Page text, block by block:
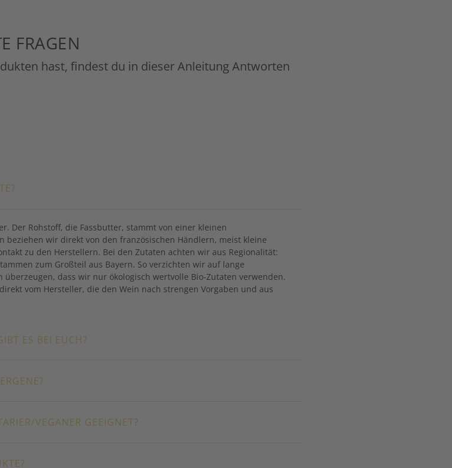
FRAGEN
hast, findest du in dieser Anleitung Antworten
Der Rohstoff, die Fassbutter, stammt von einer kleinen
beziehen wir direkt von den französischen Händlern, meist kleine
zu den Herstellern. Bei den Zutaten achten wir aus Regionalität:
zum Großteil aus Bayern. So verzichten wir auf lange
dass wir nur ökologisch wertvolle Bio-Zutaten verwenden.
vom Hersteller, die den Wein nach strengen Vorgaben und aus
ES BEI EUCH?
VEGANER GEEIGNET?